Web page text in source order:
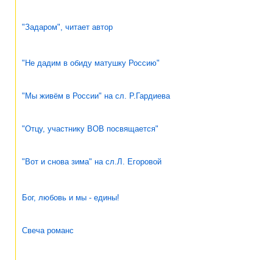
"Задаром", читает автор
"Не дадим в обиду матушку Россию"
"Мы живём в России" на сл. Р.Гардиева
"Отцу, участнику ВОВ посвящается"
"Вот и снова зима" на сл.Л. Егоровой
Бог, любовь и мы - едины!
Свеча романс